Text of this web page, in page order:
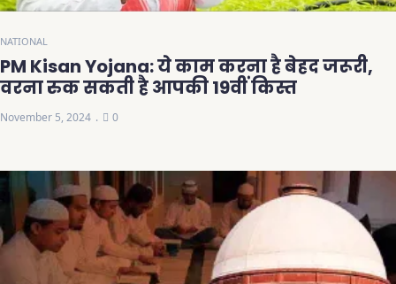
NATIONAL
PM Kisan Yojana: ये काम करना है बेहद जरूरी,
वरना रुक सकती है आपकी 19वीं किस्त
November 5, 2024 0